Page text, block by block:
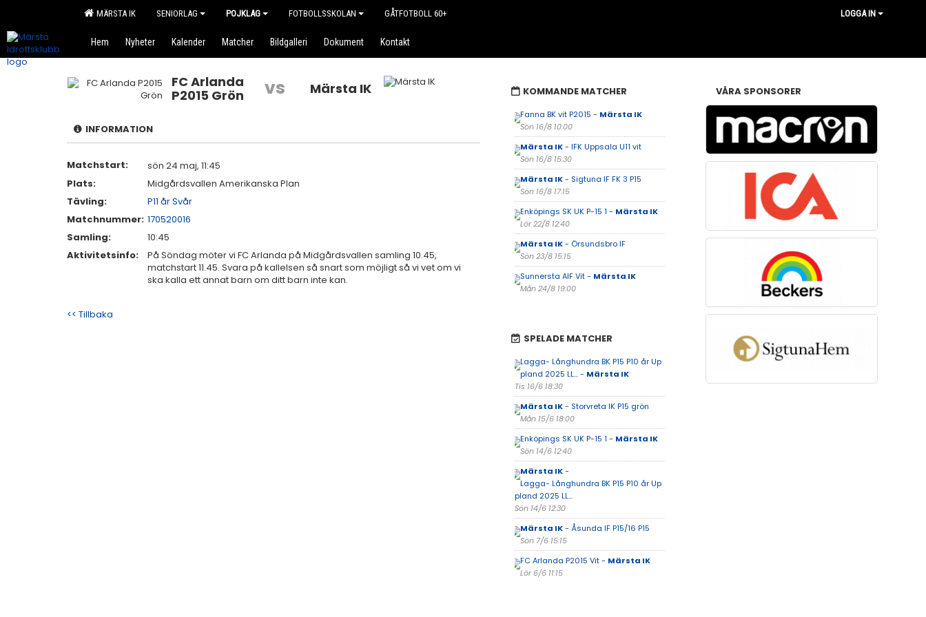
MÄRSTA IK SENIORLAG POJKLAG FOTBOLLSSKOLAN GÅTFOTBOLL 60+ LOGGA IN
Hem Nyheter Kalender Matcher Bildgalleri Dokument Kontakt
FC Arlanda
P2015 Grön
vs Märsta IK
INFORMATION
Matchstart:
sön 24 maj, 11:45
Plats:
Midgårdsvallen Amerikanska Plan
Tävling:
P11 år Svår
Matchnummer: 170520016
Samling:
10:45
Aktivitetsinfo:
På Söndag möter vi FC Arlanda på Midgårdsvallen samling 10.45,
matchstart 11.45. Svara på kallelsen så snart som möjligt så vi vet om vi
ska kalla ett annat barn om ditt barn inte kan.
<< Tillbaka
KOMMANDE MATCHER
Fanna BK vit P2015 - Märsta IK
Sön 16/8 10:00
Märsta IK- IFK Uppsala U11 vit
Sön 16/8 15:30
Märsta IK- Sigtuna IF FK 3 P15
Sön 16/8 17:15
Enköpings SK UK P-15 1 - Märsta IK
Lör 22/8 12:40
Märsta IK- Örsundsbro IF
Sön 23/8 15:15
Sunnersta AIF Vit - Märsta IK
Mån 24/8 19:00
SPELADE MATCHER
Lagga- Långhundra BK P15 P10 år Up
pland 2025 LL... - Märsta IK
Tis 16/6 18:30
Märsta IK- Storvreta IK P15 grön
Mån 15/6 18:00
Enköpings SK UK P-15 1 - Märsta IK
Sön 14/6 12:40
Märsta IK-
Lagga- Långhundra BK P15 P10 år Up
pland 2025 LL...
Sön 14/6 12:30
Märsta IK- Åsunda IF P15/16 P15
Sön 7/6 15:15
FC Arlanda P2015 Vit - Märsta IK
Lör 6/6 11:15
VÅRA SPONSORER